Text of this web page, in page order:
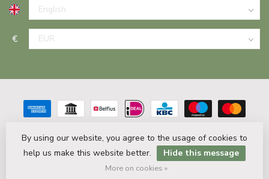
€
© Copyright 2026 Plinten Decor.nl- Powered byLightspeed-
Theme byDyvelopment
By using our website, you agree to the usage of cookies to
help us make this website better.
Hide this message
More on cookies »